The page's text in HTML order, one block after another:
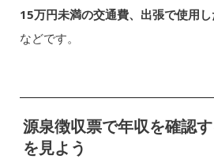
15万円未満の交通費、出張で使用
などです。
源泉徴収票で年収を確認
を見よう